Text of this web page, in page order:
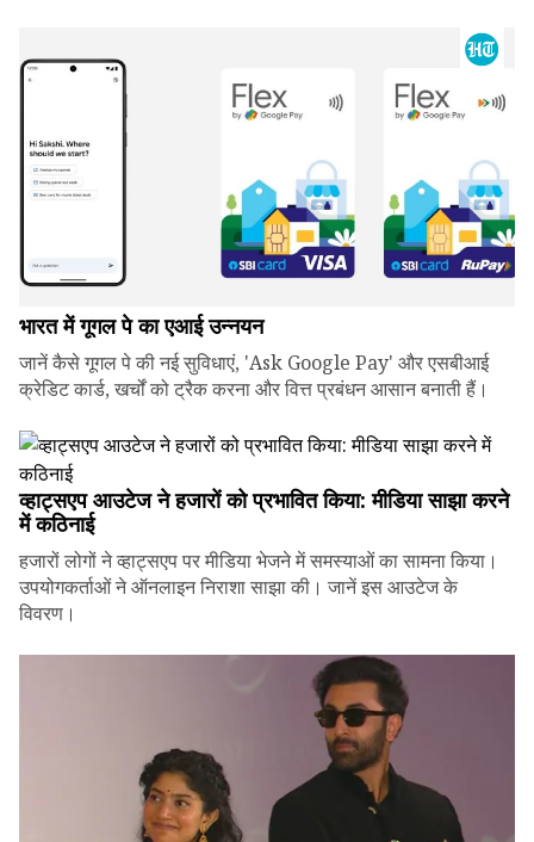
भारत में गूगल पे का एआई उन्नयन
जानें कैसे गूगल पे की नई सुविधाएं, 'Ask Google Pay' और एसबीआई
क्रेडिट कार्ड, खर्चों को ट्रैक करना और वित्त प्रबंधन आसान बनाती हैं।
व्हाट्सएप आउटेज ने हजारों को प्रभावित किया: मीडिया साझा करने
में कठिनाई
हजारों लोगों ने व्हाट्सएप पर मीडिया भेजने में समस्याओं का सामना किया।
उपयोगकर्ताओं ने ऑनलाइन निराशा साझा की। जानें इस आउटेज के
विवरण।